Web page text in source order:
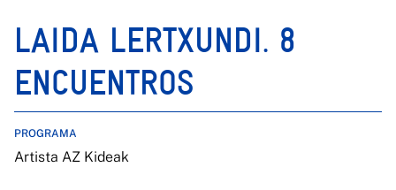
LAIDA LERTXUNDI. 8
ENCUENTROS
PROGRAMA
Artista AZ Kideak